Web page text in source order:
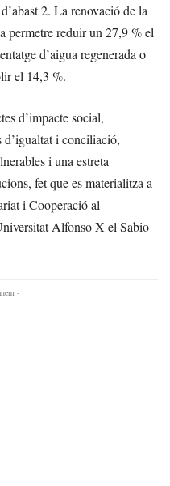
2. La renovació de la
permetre reduir un 27,9 % el
d’aigua regenerada o
el 14,3 %.
d’impacte social,
i conciliació,
i una estreta
fet que es materialitza a
i Cooperació al
Alfonso X el Sabio
-